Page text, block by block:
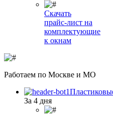
Скачать
прайс-лист на
комплектующие
к окнам
Работаем по Москве и МО
За 4 дня